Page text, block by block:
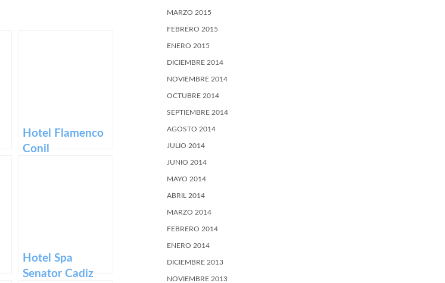
Hotel Flamenco
Conil
Hotel Spa
Senator Cadiz
MARZO 2015
FEBRERO 2015
ENERO 2015
DICIEMBRE 2014
NOVIEMBRE 2014
OCTUBRE 2014
SEPTIEMBRE 2014
AGOSTO 2014
JULIO 2014
JUNIO 2014
MAYO 2014
ABRIL 2014
MARZO 2014
FEBRERO 2014
ENERO 2014
DICIEMBRE 2013
NOVIEMBRE 2013